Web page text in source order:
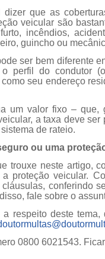
que as
veicular são
incêndios,
guincho ou
ser bem diferente
perfil do condutor
seu endereço
um valor fixo – que,
a taxa deve
de rateio.
ou uma
trouxe neste artigo,
proteção veicular.
conferindo
fale sobre o
respeito deste
0800 6021543.